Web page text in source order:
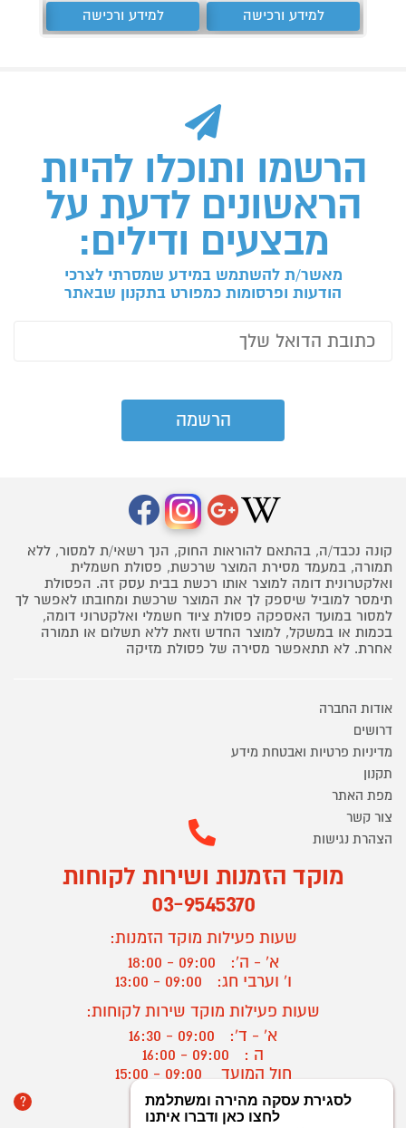
למידע ורכישה למידע ורכישה
הרשמו ותוכלו להיות
הראשונים לדעת על
מבצעים ודילים:
מאשר/ת להשתמש במידע שמסרתי לצרכי
הודעות ופרסומות כמפורט בתקנון שבאתר
קונה נכבד/ה, בהתאם להוראות החוק, הנך רשאי/ת למסור, ללא
תמורה, במעמד מסירת המוצר שרכשת, פסולת חשמלית
ואלקטרונית דומה למוצר אותו רכשת בבית עסק זה. הפסולת
תימסר למוביל שיספק לך את המוצר שרכשת ומחובתו לאפשר לך
למסור במועד האספקה פסולת ציוד חשמלי ואלקטרוני דומה,
בכמות או במשקל, למוצר החדש וזאת ללא תשלום או תמורה
אחרת. לא תתאפשר מסירה של פסולת מזיקה
אודות החברה
דרושים
מדיניות פרטיות ואבטחת מידע
תקנון
מפת האתר
צור קשר
הצהרת נגישות
מוקד הזמנות ושירות לקוחות
03-9545370
שעות פעילות מוקד הזמנות:
א' - ה':
09:00 - 18:00
ו' וערבי חג:
09:00 - 13:00
שעות פעילות מוקד שירות לקוחות:
א' - ד':
09:00 - 16:30
ה :
09:00 - 16:00
חול המועד
? יצירת קשר/ביטול הזמנה